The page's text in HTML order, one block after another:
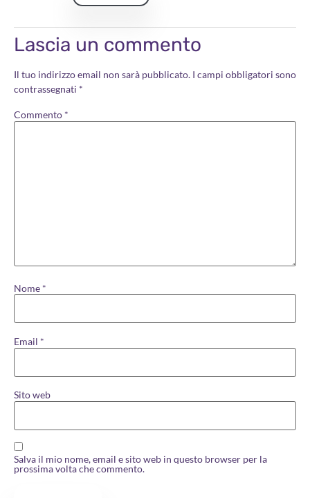
Lascia un commento
Il tuo indirizzo email non sarà pubblicato. I campi obbligatori sono
contrassegnati *
Commento *
Nome *
Email *
Sito web
Salva il mio nome, email e sito web in questo browser per la
prossima volta che commento.